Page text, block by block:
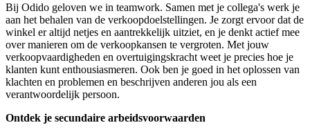
Bij Odido geloven we in teamwork. Samen met je collega's werk je
aan het behalen van de verkoopdoelstellingen. Je zorgt ervoor dat de
winkel er altijd netjes en aantrekkelijk uitziet, en je denkt actief mee
over manieren om de verkoopkansen te vergroten. Met jouw
verkoopvaardigheden en overtuigingskracht weet je precies hoe je
klanten kunt enthousiasmeren. Ook ben je goed in het oplossen van
klachten en problemen en beschrijven anderen jou als een
verantwoordelijk persoon.
Ontdek je secundaire arbeidsvoorwaarden